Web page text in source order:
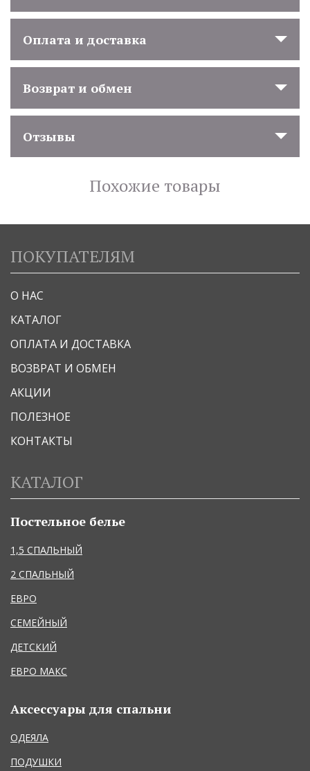
Оплата и доставка
Возврат и обмен
Отзывы
Похожие товары
ПОКУПАТЕЛЯМ
О НАС
КАТАЛОГ
ОПЛАТА И ДОСТАВКА
ВОЗВРАТ И ОБМЕН
АКЦИИ
ПОЛЕЗНОЕ
КОНТАКТЫ
КАТАЛОГ
Постельное белье
1,5 СПАЛЬНЫЙ
2 СПАЛЬНЫЙ
ЕВРО
СЕМЕЙНЫЙ
ДЕТСКИЙ
ЕВРО МАКС
Аксессуары для спальни
ОДЕЯЛА
ПОДУШКИ